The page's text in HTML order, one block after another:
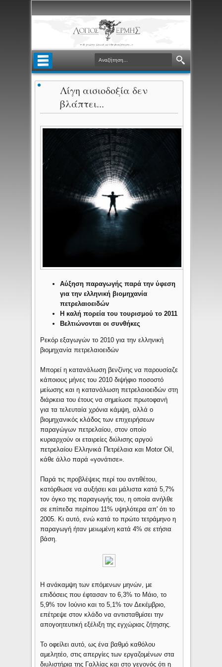
Λίγη αισιοδοξία δεν
βλάπτει...
Αύξηση παραγωγής παρά την ύφεση
για την ελληνική βιομηχανία
πετρελαιοειδών
Η καλή πορεία του τουρισμού το 2011
Βελτιώνονται οι συνθήκες
Ρεκόρ εξαγωγών το 2010 για την ελληνική
βιομηχανία πετρελαιοειδών
Μπορεί η κατανάλωση βενζίνης να παρουσίαζε
κάποιους μήνες του 2010 διψήφιο ποσοστό
μείωσης και η κατανάλωση πετρελαιοειδών στη
διάρκεια του έτους να σημείωσε πρωτοφανή
για τα τελευταία χρόνια κάμψη, αλλά ο
βιομηχανικός κλάδος των επιχειρήσεων
παραγώγων πετρελαίου, στον οποίο
κυριαρχούν οι εταιρείες διύλισης αργού
πετρελαίου Ελληνικά Πετρέλαια και Motor Oil,
κάθε άλλο παρά «γονάτισε».
Παρά τις προβλέψεις περί του αντιθέτου,
κατόρθωσε να αυξήσει και μάλιστα κατά 5,7%
τον όγκο της παραγωγής του, η οποία ανήλθε
σε επίπεδα περίπου 11% υψηλότερα απ' ότι το
2005. Κι αυτό, ενώ κατά το πρώτο τετράμηνο η
παραγωγή ήταν μειωμένη κατά 4% σε ετήσια
βάση.
Η ανάκαμψη των επόμενων μηνών, με
επιδόσεις που έφτασαν το 6,3% το Μάιο, το
5,9% τον Ιούνιο και το 5,1% τον Δεκέμβριο,
επέτρεψε στον κλάδο να αντισταθμίσει την
απογοητευτική εξέλιξη της εγχώριας ζήτησης.
Το οφείλει αυτό, ως ένα βαθμό καθόλου
αμελητέο, στις απεργίες των εργαζομένων στα
διυλιστήρια της Γαλλίας και στο γεγονός ότι η